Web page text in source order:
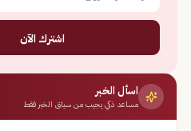
اشترك الآن
اسأل الخبر
مساعد ذكي يجيب من سياق الخبر فقط